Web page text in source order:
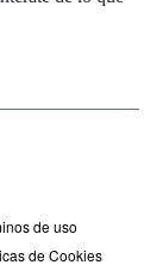
de uso
de Cookies